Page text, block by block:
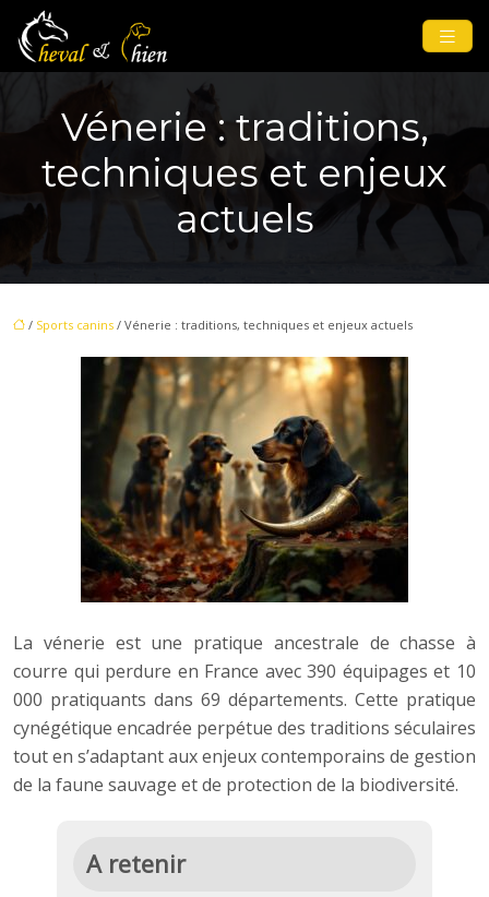
Vénerie : traditions,
techniques et enjeux
actuels
/ Sports canins / Vénerie : traditions, techniques et enjeux actuels
La vénerie est une pratique ancestrale de chasse à
courre qui perdure en France avec 390 équipages et 10
000 pratiquants dans 69 départements. Cette pratique
cynégétique encadrée perpétue des traditions séculaires
tout en s’adaptant aux enjeux contemporains de gestion
de la faune sauvage et de protection de la biodiversité.
A retenir